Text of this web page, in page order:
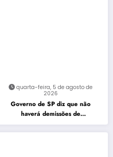
quarta-feira, 5 de agosto de
2026
Governo de SP diz que não
haverá demissões de
funcionários da CPTM